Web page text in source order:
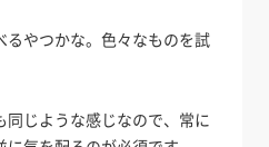
るやつかな。色々なものを試
じような感じなので、常に